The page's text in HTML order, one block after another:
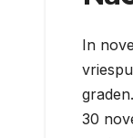
In
30